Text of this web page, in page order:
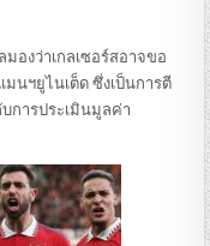
องว่าเกลเซอร์สอาจขอ
นฯยูไนเต็ด ซึ่งเป็นการตี
การประเมินมูลค่า